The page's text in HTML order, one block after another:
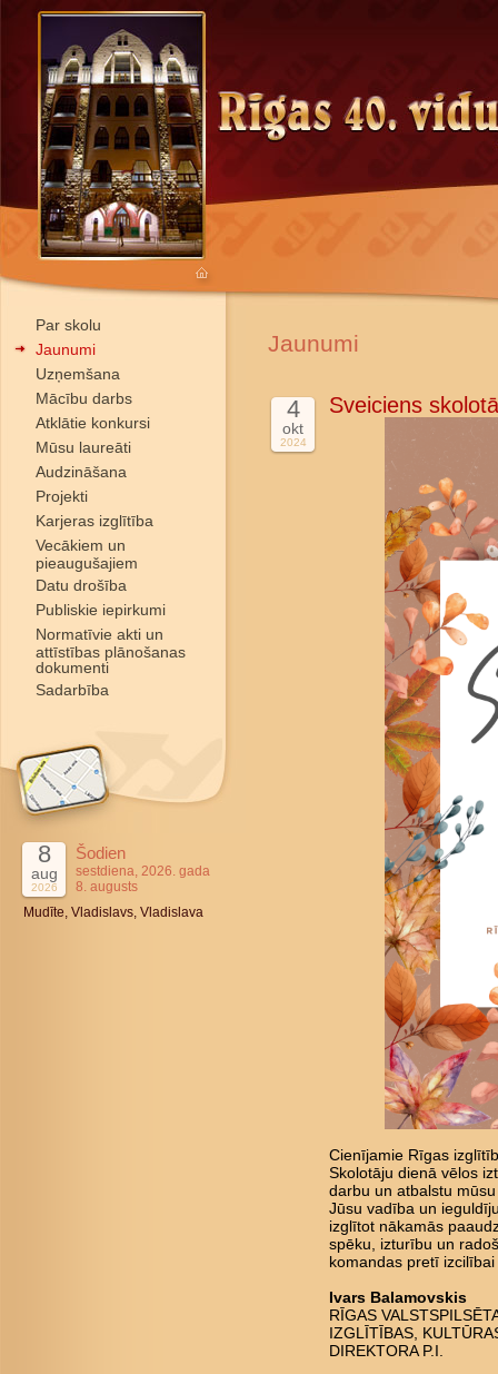
Par skolu
Jaunumi
Uzņemšana
Mācību darbs
Atklātie konkursi
Mūsu laureāti
Audzināšana
Projekti
Karjeras izglītība
Vecākiem un
pieaugušajiem
Datu drošība
Publiskie iepirkumi
Normatīvie akti un
attīstības plānošanas
dokumenti
Sadarbība
8
aug
2026
Šodien
sestdiena, 2026. gada
8. augusts
Mudīte, Vladislavs, Vladislava
Jaunumi
4
okt
2024
Sveiciens
Cienījamie Rīgas
Skolotāju dienā vēlos
darbu un atbalstu
Jūsu vadība un
izglītot nākamās
spēku, izturību un
komandas pretī
Ivars Balamovskis
RĪGAS
IZGLĪTĪBAS,
DIREKTORA P.I.